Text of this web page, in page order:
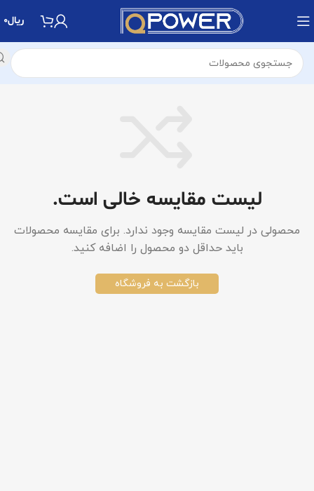
ریال0
لیست مقایسه خالی است.
محصولی در لیست مقایسه وجود ندارد. برای مقایسه محصولات
باید حداقل دو محصول را اضافه کنید.
بازگشت به فروشگاه